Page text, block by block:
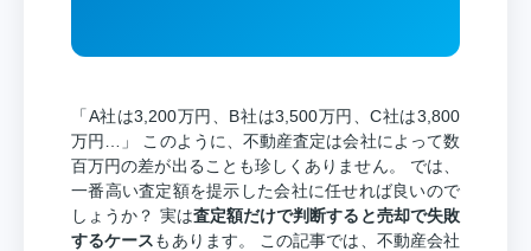
「A社は3,200万円、B社は3,500万円、C社は3,800
万円…」 このように、不動産査定は会社によって数
百万円の差が出ることも珍しくありません。 では、
一番高い査定額を提示した会社に任せれば良いので
しょうか？ 実は査定額だけで判断すると売却で失敗
するケースもあります。 この記事では、不動産会社